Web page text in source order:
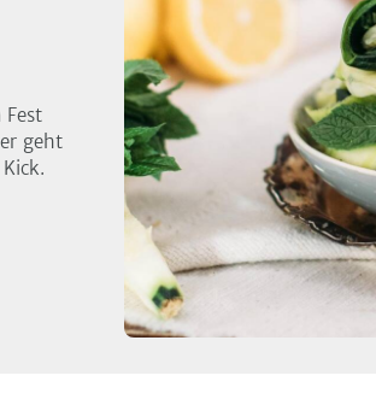
Bild
3
geht